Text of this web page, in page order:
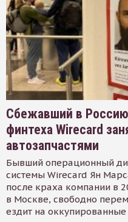
Сбежавший в
финтеха Wirecard
автозапчастями
Бывший операционный
системы Wirecard Ян
после краха компании в
в Москве, свободно
ездит на